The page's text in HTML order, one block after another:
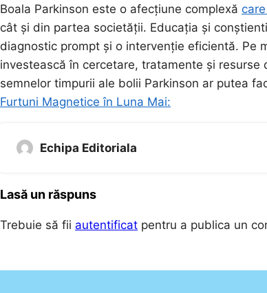
Boala Parkinson este o afecțiune complexă
cât și din partea societății. Educația și
diagnostic prompt și o intervenție eficientă. Pe
investească în cercetare, tratamente și
semnelor timpurii ale bolii Parkinson ar putea
Furtuni Magnetice în Luna Mai:
Echipa Editoriala
Lasă un răspuns
Trebuie să fii autentificat pentru a publica un